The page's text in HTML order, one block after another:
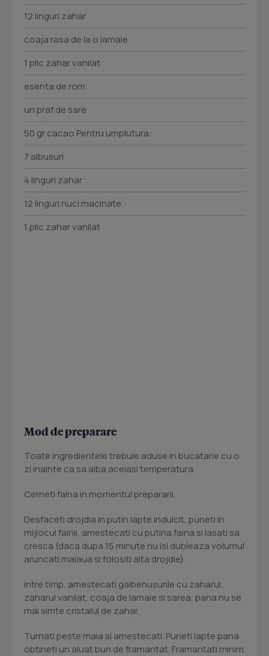
12 linguri zahar
coaja rasa de la o lamaie
1 plic zahar vanilat
esenta de rom
un praf de sare
50 gr cacao Pentru umplutura:
7 albusuri
4 linguri zahar
12 linguri nuci macinate
1 plic zahar vanilat
Mod de preparare
Toate ingredientele trebuie aduse in bucatarie cu o
zi inainte ca sa aiba aceiasi temperatura.
Cerneti faina in momentul prepararii.
Desfaceti drojdia in putin lapte indulcit, puneti in
mijlocul fainii, amestecati cu putina faina si lasati sa
cresca (daca dupa 15 minute nu isi dubleaza volumul
aruncati maiaua si folositi alta drojdie).
Intre timp, amestecati galbenusurile cu zaharul,
zaharul vanilat, coaja de lamaie si sarea, pana nu se
mai simte cristalul de zahar.
Turnati peste maia si amestecati. Puneti lapte pana
obtineti un aluat bun de framantat. Framantati minim